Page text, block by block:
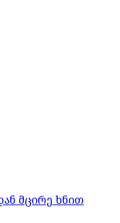
მცირე ხნით